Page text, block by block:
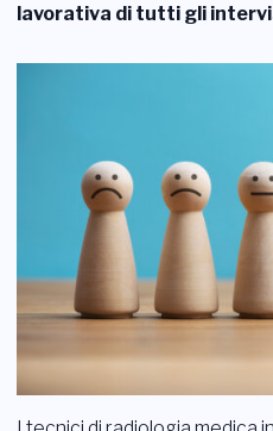
lavorativa di tutti gli